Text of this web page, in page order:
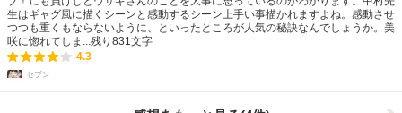
生はギャグ風に描くシーンと感動するシーン上手い事描かれますよね。感動させ
つつも重くもならないように、といったところが人気の秘訣なんでしょうか。美
咲に惚れてしま...残り 831文字
4.3
セブン